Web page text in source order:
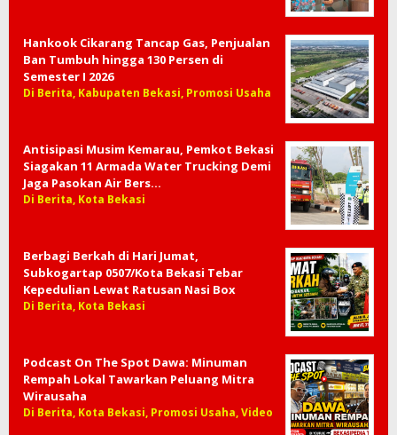
Hankook Cikarang Tancap Gas, Penjualan
Ban Tumbuh hingga 130 Persen di
Semester I 2026
Di Berita, Kabupaten Bekasi, Promosi Usaha
Antisipasi Musim Kemarau, Pemkot Bekasi
Siagakan 11 Armada Water Trucking Demi
Jaga Pasokan Air Bers…
Di Berita, Kota Bekasi
Berbagi Berkah di Hari Jumat,
Subkogartap 0507/Kota Bekasi Tebar
Kepedulian Lewat Ratusan Nasi Box
Di Berita, Kota Bekasi
Podcast On The Spot Dawa: Minuman
Rempah Lokal Tawarkan Peluang Mitra
Wirausaha
Di Berita, Kota Bekasi, Promosi Usaha, Video